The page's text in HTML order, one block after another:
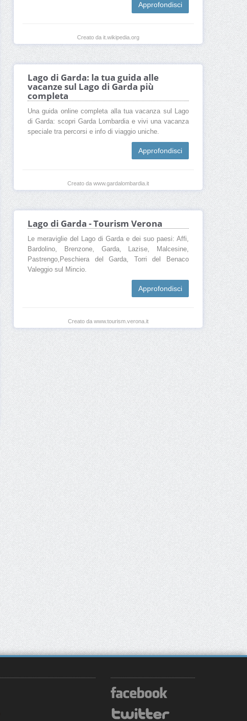
Approfondisci
Creato da it.wikipedia.org
Lago di Garda: la tua guida alle
vacanze sul Lago di Garda più
completa
Una guida online completa alla tua vacanza sul Lago
di Garda: scopri Garda Lombardia e vivi una vacanza
speciale tra percorsi e info di viaggio uniche.
Approfondisci
Creato da www.gardalombardia.it
Lago di Garda - Tourism Verona
Le meraviglie del Lago di Garda e dei suo paesi: Affi,
Bardolino, Brenzone, Garda, Lazise, Malcesine,
Pastrengo,Peschiera del Garda, Torri del Benaco
Valeggio sul Mincio.
Approfondisci
Creato da www.tourism.verona.it